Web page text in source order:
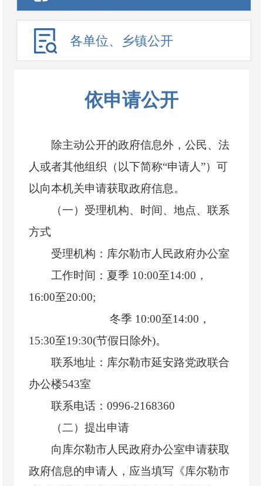
各单位、乡镇公开
依申请公开
除主动公开的政府信息外，公民、法
人或者其他组织（以下简称“申请人”）可
以向本机关申请获取政府信息。
（一）受理机构、时间、地点、联系
方式
受理机构：库尔勒市人民政府办公室
工作时间：夏季 10:00至14:00，
16:00至20:00;
冬季 10:00至14:00，
15:30至19:30(节假日除外)。
联系地址：库尔勒市延安路党政联合
办公楼543室
联系电话：0996-2168360
（二）提出申请
向库尔勒市人民政府办公室申请获取
政府信息的申请人，应当填写《库尔勒市